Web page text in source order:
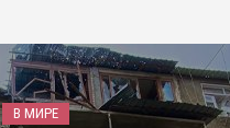
В МИРЕ